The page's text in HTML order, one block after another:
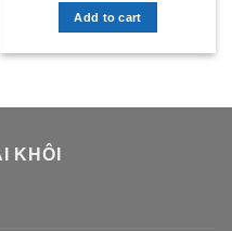
Add to cart
KHÔI